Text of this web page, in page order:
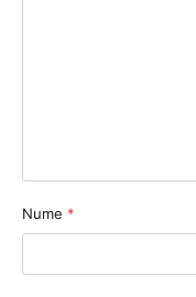
Nume *